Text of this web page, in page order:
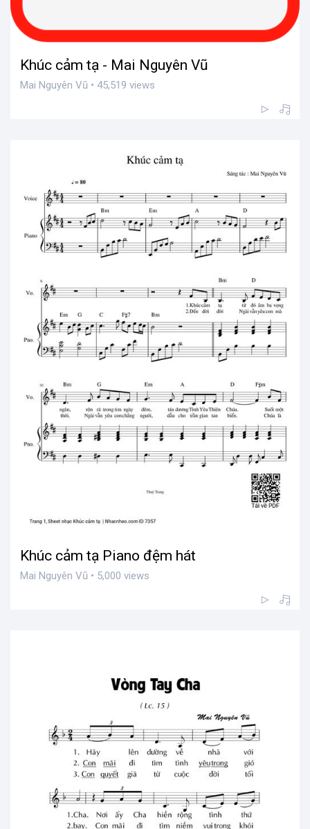
Khúc cảm tạ - Mai Nguyên Vũ
Mai Nguyên Vũ • 45,519 views
Khúc cảm tạ Piano đệm hát
Mai Nguyên Vũ • 5,000 views